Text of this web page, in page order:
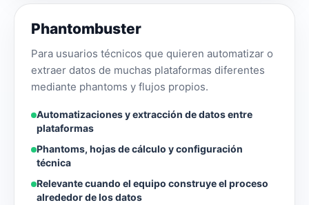
Phantombuster
Para usuarios técnicos que quieren automatizar o
extraer datos de muchas plataformas diferentes
mediante phantoms y flujos propios.
Automatizaciones y extracción de datos entre
plataformas
Phantoms, hojas de cálculo y configuración
técnica
Relevante cuando el equipo construye el proceso
alrededor de los datos